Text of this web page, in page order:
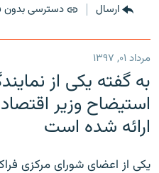
ارسال دسترسی بدون
مرداد ۰۱, ۱۳۹۷
به گفته یکی از
استیضاح وزیر
ارائه شده است
یکی از اعضای شورای مرکزی